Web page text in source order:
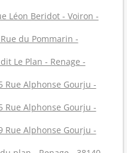
Léon Beridot - Voiron -
du Pommarin -
Le Plan - Renage -
Rue Alphonse Gourju -
Rue Alphonse Gourju -
Rue Alphonse Gourju -